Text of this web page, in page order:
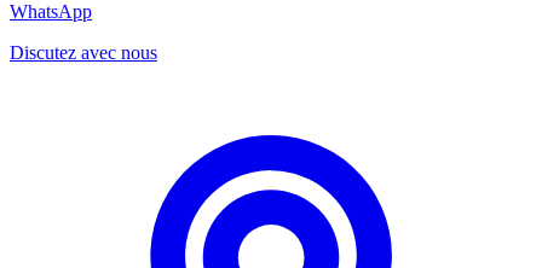
WhatsApp
Discutez avec nous